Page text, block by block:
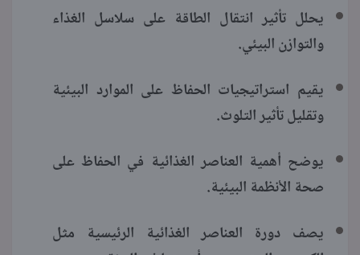
يحلل تأثير انتقال الطاقة على سلاسل الغذاء
والتوازن البيئي.
يقيم استراتيجيات الحفاظ على الموارد البيئية
وتقليل تأثير التلوث.
يوضح أهمية العناصر الغذائية في الحفاظ على
صحة الأنظمة البيئية.
يصف دورة العناصر الغذائية الرئيسية مثل